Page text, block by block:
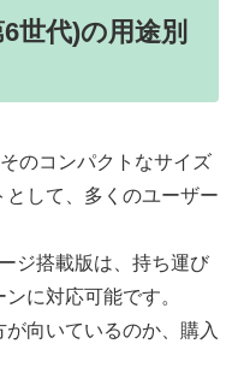
世代)の用途別
のコンパクトなサイズ
して、多くのユーザー
ジ搭載版は、持ち運び
に対応可能です。
向いているのか、購入